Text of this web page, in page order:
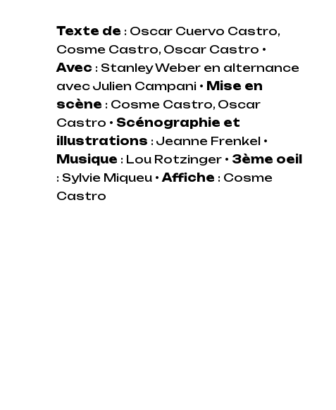
Texte de : Oscar Cuervo Castro,
Cosme Castro, Oscar Castro •
Avec : Stanley Weber en alternance
avec Julien Campani • Mise en
scène : Cosme Castro, Oscar
Castro • Scénographie et
illustrations : Jeanne Frenkel •
Musique : Lou Rotzinger • 3ème oeil
: Sylvie Miqueu •Affiche : Cosme
Castro